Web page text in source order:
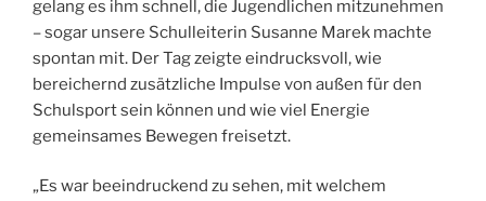
gelang es ihm schnell, die Jugendlichen mitzunehmen
– sogar unsere Schulleiterin Susanne Marek machte
spontan mit. Der Tag zeigte eindrucksvoll, wie
bereichernd zusätzliche Impulse von außen für den
Schulsport sein können und wie viel Energie
gemeinsames Bewegen freisetzt.
„Es war beeindruckend zu sehen, mit welchem